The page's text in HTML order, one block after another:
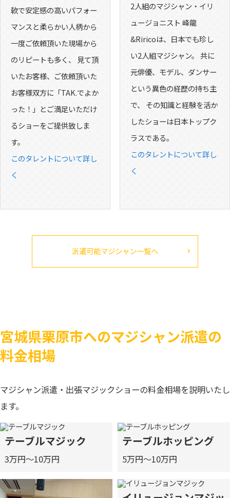
軟で安定感の高いパフォー
マンスと柔らかい人柄から
一度ご依頼頂いた現場から
のリピートも多く、 見て頂
いたお客様、ご依頼頂いた
お客様双方に「TAK.でよか
った！」とご満足いただけ
るショーをご提供致しま
す。
このタレントについて詳し
く
2人組のマジシャン・イリ
ュージョニスト 峰龍
&Riricoは、日本でも珍し
い2人組マジシャン。 共に
元俳優、モデル、ダンサー
という異色の経歴の持ち主
で、 その知識と経験を活か
したショーは日本トップク
ラスである。
このタレントについて詳し
く
派遣可能マジシャン一覧へ
宮城県栗原市へのマジシャン派遣の
料金相場
マジシャン派遣・出張マジックショーの料金相場を説明いたし
ます。
テーブルマジック
3万円～10万円
テーブルホッピング
5万円～10万円